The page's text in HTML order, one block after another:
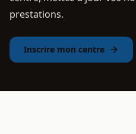
prestations.
Inscrire mon centre